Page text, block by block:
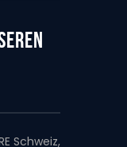
Schweiz,